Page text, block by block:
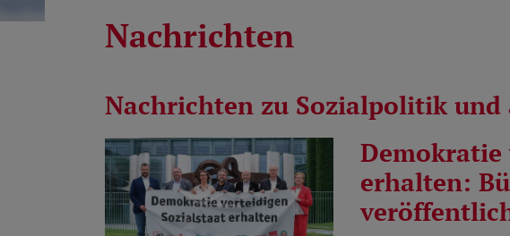
Nachrichten
Nachrichten zu Sozialpolitik und
Demokratie
erhalten: